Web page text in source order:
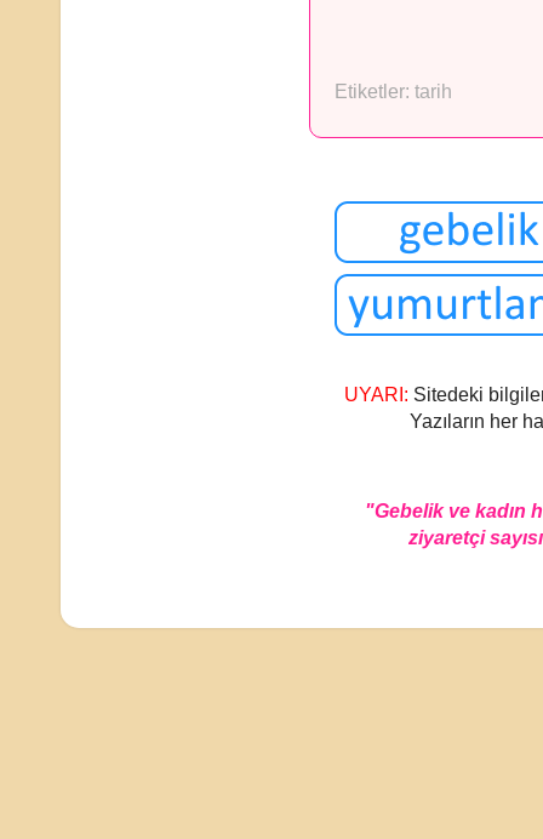
Etiketler: tarih
UYARI: Sitedeki
Yazıların her
"Gebelik ve kadın
ziyaretçi